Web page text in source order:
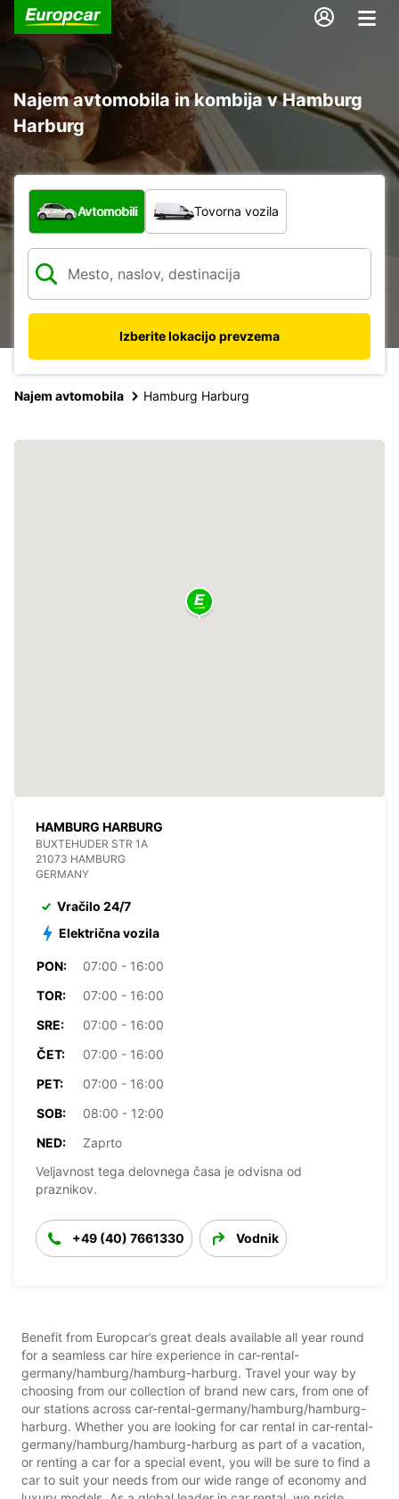
Najem avtomobila in kombija v Hamburg
Harburg
Katera vrsta vozila?
Avtomobili Tovorna vozila
Izberite lokacijo prevzema
Najem avtomobila Hamburg Harburg
HAMBURG HARBURG
BUXTEHUDER STR 1A
21073 HAMBURG
GERMANY
Vračilo 24/7
Električna vozila
PON:
07:00 - 16:00
TOR:
07:00 - 16:00
SRE:
07:00 - 16:00
ČET:
07:00 - 16:00
PET:
07:00 - 16:00
SOB:
08:00 - 12:00
NED:
Zaprto
Veljavnost tega delovnega časa je odvisna od
praznikov.
+49 (40) 7661330 Vodnik
Benefit from Europcar’s great deals available all year round
for a seamless car hire experience in car-rental-
germany/hamburg/hamburg-harburg. Travel your way by
choosing from our collection of brand new cars, from one of
our stations across car-rental-germany/hamburg/hamburg-
harburg. Whether you are looking for car rental in car-rental-
germany/hamburg/hamburg-harburg as part of a vacation,
or renting a car for a special event, you will be sure to find a
car to suit your needs from our wide range of economy and